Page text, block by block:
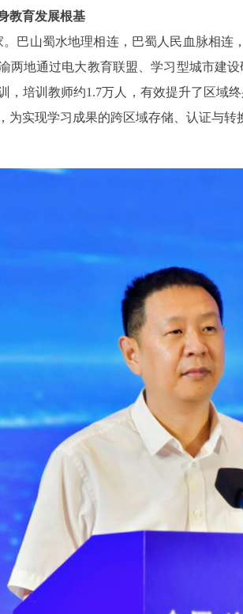
教育发展根基
山蜀水地理相连，巴蜀人民血脉相连
两地通过电大教育联盟、学习型城市建
，培训教师约1.7万人，有效提升了区域
为实现学习成果的跨区域存储、认证与转